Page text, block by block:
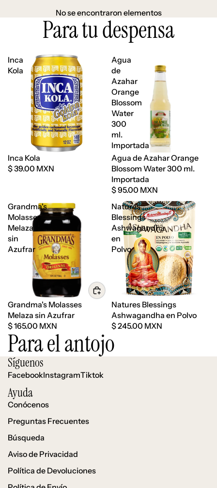
No se encontraron elementos
Para tu despensa
Inca
Kola
Agotado
Inca Kola
$ 39.00 MXN
Agua
de
Azahar
Orange
Blossom
Water
300
ml.
Importada
Agua de Azahar Orange
Blossom Water 300 ml.
Importada
$ 95.00 MXN
Grandma's
Molasses
Melaza
sin
Azufrar
Grandma's Molasses
Melaza sin Azufrar
$ 165.00 MXN
Natures
Blessings
Ashwagandha
en
Polvo
Natures Blessings
Ashwagandha en Polvo
$ 245.00 MXN
Para el antojo
Síguenos
FacebookInstagramTiktok
Ayuda
Conócenos
Preguntas Frecuentes
Búsqueda
Aviso de Privacidad
Política de Devoluciones